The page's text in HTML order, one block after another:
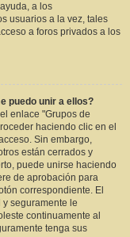
a los
usuarios a la vez, tales
a foros privados a los
puedo unir a ellos?
enlace "Grupos de
haciendo clic en el
Sin embargo,
están cerrados y
puede unirse haciendo
de aprobación para
correspondiente. El
seguramente le
continuamente al
tenga sus